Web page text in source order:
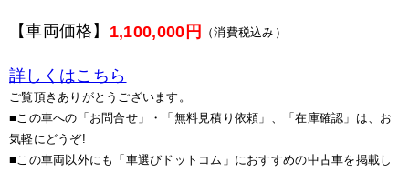
【車両価格】 1,100,000円 （消費税込み）
詳しくはこちら
ご覧頂きありがとうございます。
■この車への「お問合せ」・「無料見積り依頼」、「在庫確認」は、お
気軽にどうぞ!
■この車両以外にも「車選びドットコム」におすすめの中古車を掲載し